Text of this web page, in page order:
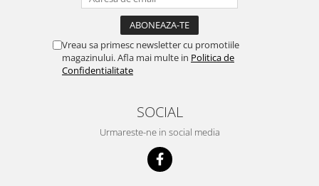
Vreau sa primesc newsletter cu promotiile
magazinului. Afla mai multe in Politica de
Confidentialitate
SOCIAL
Urmareste-ne in social media